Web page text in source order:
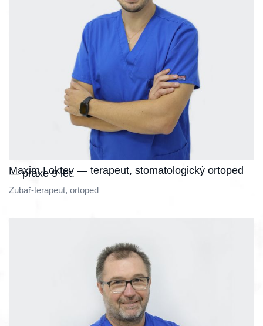
Maxim Loktev — terapeut, stomatologický ortoped
— praxe 9 let.
Zubař-terapeut, ortoped